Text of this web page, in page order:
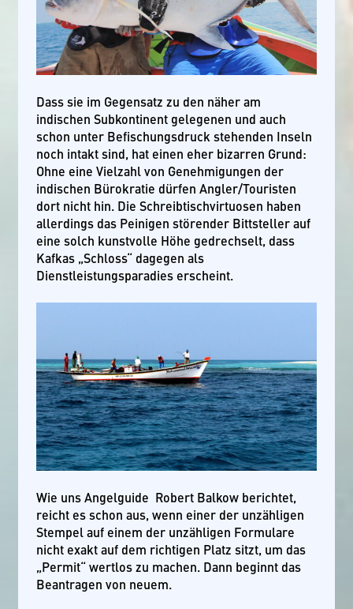
Dass sie im Gegensatz zu den näher am
indischen Subkontinent gelegenen und auch
schon unter Befischungsdruck stehenden Inseln
noch intakt sind, hat einen eher bizarren Grund:
Ohne eine Vielzahl von Genehmigungen der
indischen Bürokratie dürfen Angler/Touristen
dort nicht hin. Die Schreibtischvirtuosen haben
allerdings das Peinigen störender Bittsteller auf
eine solch kunstvolle Höhe gedrechselt, dass
Kafkas „Schloss“ dagegen als
Dienstleistungsparadies erscheint.
Wie uns Angelguide Robert Balkow berichtet,
reicht es schon aus, wenn einer der unzähligen
Stempel auf einem der unzähligen Formulare
nicht exakt auf dem richtigen Platz sitzt, um das
„Permit“ wertlos zu machen. Dann beginnt das
Beantragen von neuem.